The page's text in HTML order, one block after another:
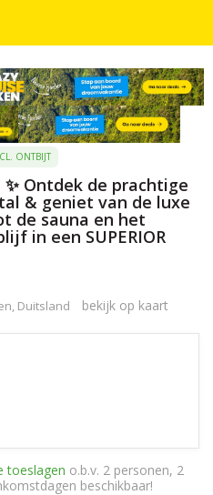
ONTBIJT
Ontdek de prachtige
& geniet van de luxe
de sauna en het
in een SUPERIOR
Duitsland bekijk op kaart
toeslagen o.b.v. 2 personen, 2
beschikbaar!